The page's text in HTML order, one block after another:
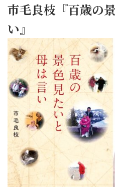
市毛良枝『百歳の
い』